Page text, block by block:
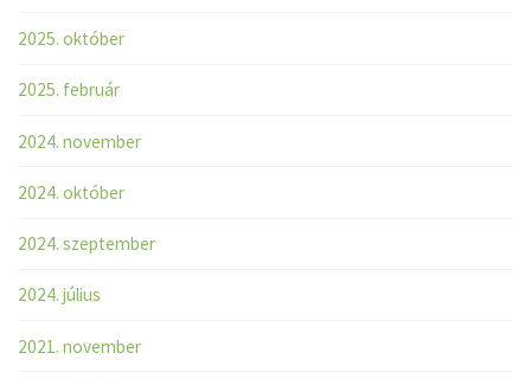
2025. október
2025. február
2024. november
2024. október
2024. szeptember
2024. július
2021. november